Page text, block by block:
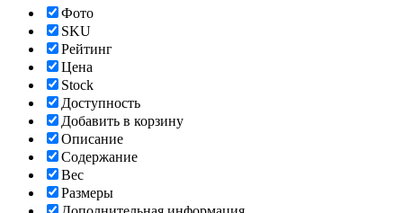
Фото
SKU
Рейтинг
Цена
Stock
Доступность
Добавить в корзину
Описание
Содержание
Вес
Размеры